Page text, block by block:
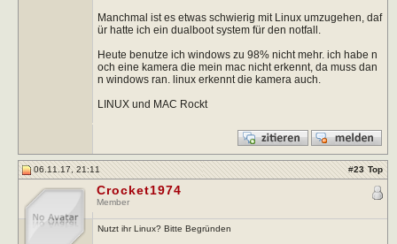
Manchmal ist es etwas schwierig mit Linux umzugehen, daf
ür hatte ich ein dualboot system für den notfall.
Heute benutze ich windows zu 98% nicht mehr. ich habe n
och eine kamera die mein mac nicht erkennt, da muss dan
n windows ran. linux erkennt die kamera auch.
LINUX und MAC Rockt
06.11.17, 21:11 #23 Top
Crocket1974
Member
Nutzt ihr Linux? Bitte Begründen